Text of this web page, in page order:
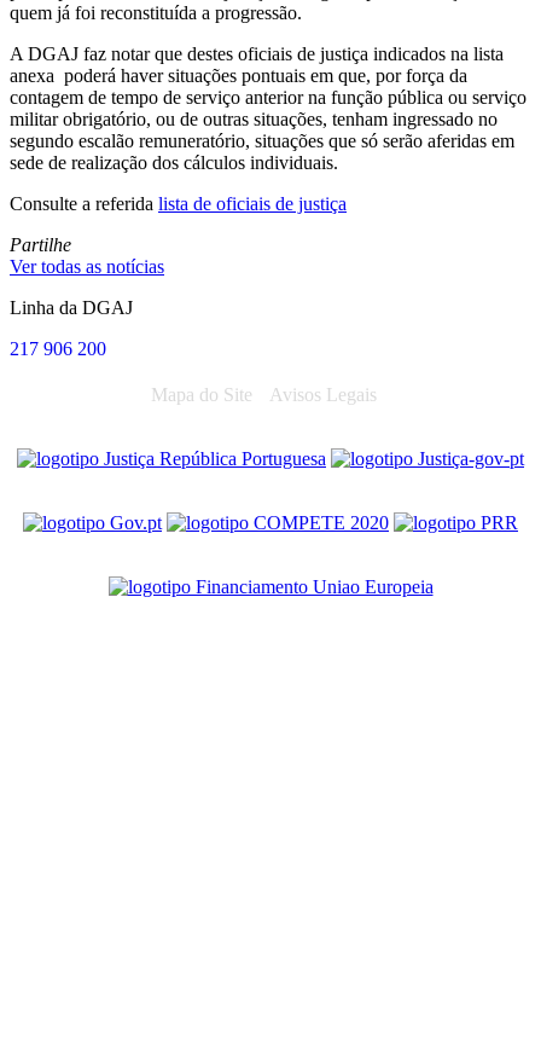
quem já foi reconstituída a progressão.
A DGAJ faz notar que destes oficiais de justiça indicados na lista
anexa poderá haver situações pontuais em que, por força da
contagem de tempo de serviço anterior na função pública ou serviço
militar obrigatório, ou de outras situações, tenham ingressado no
segundo escalão remuneratório, situações que só serão aferidas em
sede de realização dos cálculos individuais.
Consulte a referida lista de oficiais de justiça
Partilhe
Ver todas as notícias
Linha da DGAJ
217 906 200
Mapa do Site Avisos Legais